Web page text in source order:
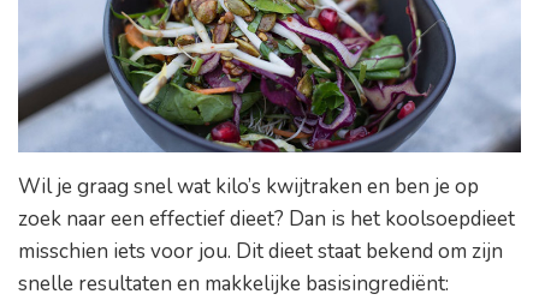
Wil je graag snel wat kilo’s kwijtraken en ben je op
zoek naar een effectief dieet? Dan is het koolsoepdieet
misschien iets voor jou. Dit dieet staat bekend om zijn
snelle resultaten en makkelijke basisingrediënt: